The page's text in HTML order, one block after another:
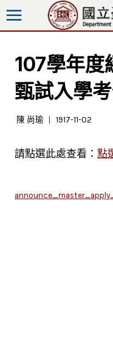
跳
至
107學年度
甄試入學
陳 尚瑜 1917-11-02
請點選此處查看： 點